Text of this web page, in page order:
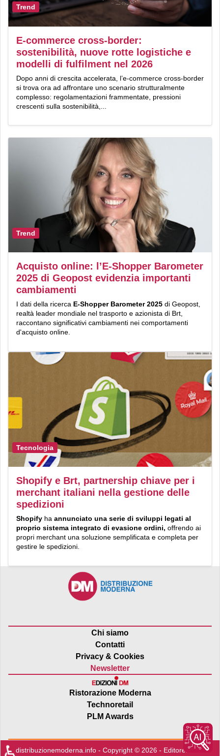
Trend
E-commerce cross-border:
sostenibilità, nuove rotte logistiche e
modelli di fulfilment nel 2026
Dopo anni di crescita accelerata, l’e-commerce cross-border
si trova ora ad affrontare uno scenario strutturalmente
complesso: regolamentazioni frammentate, pressioni
crescenti sulla sostenibilità,...
Trend
Acquisto online: l’E-Shopper Barometer
2025 di Geopost evidenzia importanti
cambiamenti
I dati della ricerca E-Shopper Barometer 2025 di Geopost,
realtà leader mondiale nel trasporto e azionista di Brt,
raccontano significativi cambiamenti nei comportamenti
d'acquisto online.
Tecnologia
Shopify e Brt, partnership chiave per i
merchant italiani nella gestione delle
spedizioni
Shopify ha annunciato una serie di sviluppi legati al
proprio sistema integrato di evasione ordini, offrendo ai
propri merchant una soluzione semplificata e completa per
gestire le spedizioni.
Chi siamo
Contatti
Privacy & Cookies
Newsletter
Ristorazione Moderna
Technoretail
PLM Awards
distribuzionemoderna.info - Copyright © 2026 - Editore:Edra